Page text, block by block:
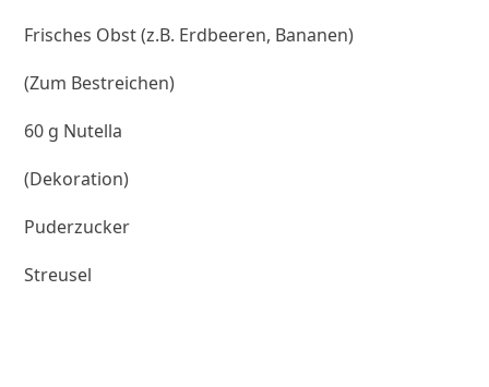
Frisches Obst (z.B. Erdbeeren, Bananen)
(Zum Bestreichen)
60 g Nutella
(Dekoration)
Puderzucker
Streusel